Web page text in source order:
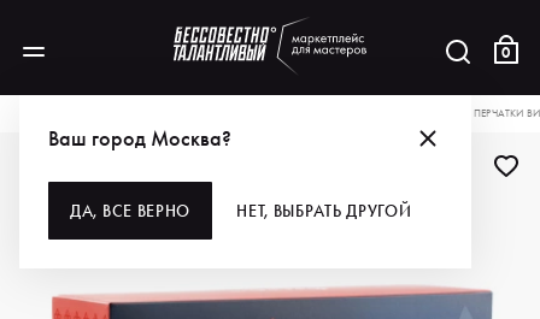
0
Ваш город Москва?
ДА, ВСЕ ВЕРНО НЕТ, ВЫБРАТЬ ДРУГОЙ
DEWAL PRO ПЕРЧАТКИ